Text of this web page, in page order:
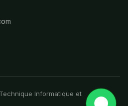
Informatique et